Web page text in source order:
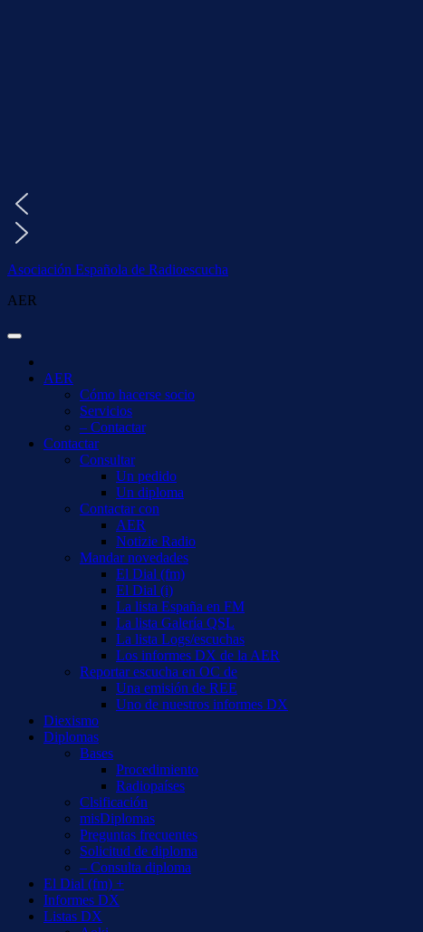
Asociación Española de Radioescucha
AER
AER
Cómo hacerse socio
Servicios
– Contactar
Contactar
Consultar
Un pedido
Un diploma
Contactar con
AER
Notizie Radio
Mandar novedades
El Dial (fm)
El Dial (i)
La lista España en FM
La lista Galería QSL
La lista Logs/escuchas
Los informes DX de la AER
Reportar escucha en OC de
Una emisión de REE
Uno de nuestros informes DX
Diexismo
Diplomas
Bases
Procedimiento
Radiopaíses
Clsificación
misDiplomas
Preguntas frecuentes
Solicitud de diploma
– Consulta diploma
El Dial (fm) +
Informes DX
Listas DX